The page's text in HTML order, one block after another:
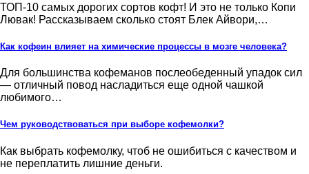
ТОП-10 самых дорогих сортов кофт! И это не только Копи
Лювак! Рассказываем сколько стоят Блек Айвори,…
Как кофеин влияет на химические процессы в мозге человека?
Для большинства кофеманов послеобеденный упадок сил
— отличный повод насладиться еще одной чашкой
любимого…
Чем руководствоваться при выборе кофемолки?
Как выбрать кофемолку, чтоб не ошибиться с качеством и
не переплатить лишние деньги.